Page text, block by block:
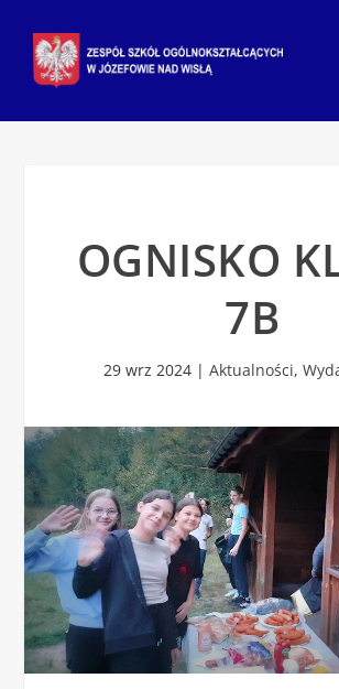
OGNISKO
7B
29 wrz 2024 | Aktualności,